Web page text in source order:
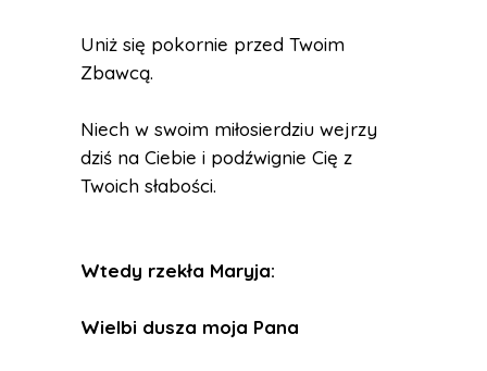
Uniż się pokornie przed Twoim
Zbawcą.
Niech w swoim miłosierdziu wejrzy
dziś na Ciebie i podźwignie Cię z
Twoich słabości.
Wtedy rzekła Maryja:
Wielbi dusza moja Pana